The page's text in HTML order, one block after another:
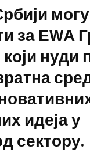
за ЕWА
нуди
идеја у
сектору.